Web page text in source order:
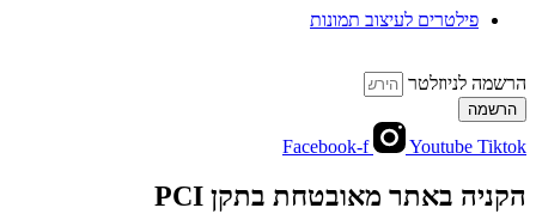
פילטרים לעיצוב תמונות
הרשמה לניוזלטר
הרשמה
Facebook-f Youtube Tiktok
הקניה באתר מאובטחת בתקן PCI